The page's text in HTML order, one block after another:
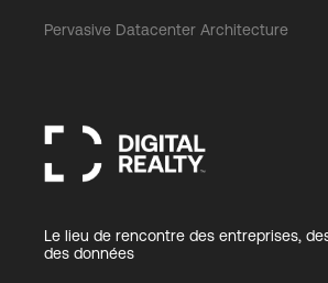
Pervasive Datacenter Architecture
Le lieu de rencontre des entreprises,
des données